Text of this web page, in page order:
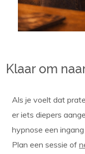
Klaar om
Als je voelt dat
er iets diepers
hypnose een
Plan een sessie of